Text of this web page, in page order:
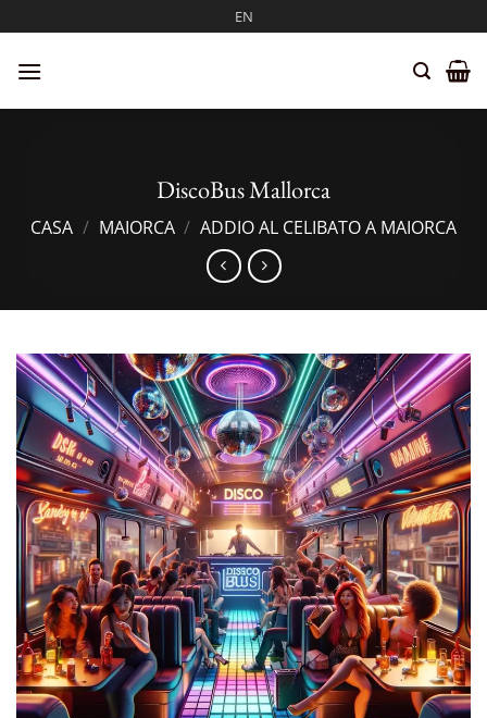
ai
contenuti
EN
DiscoBus Mallorca
CASA / MAIORCA / ADDIO AL CELIBATO A MAIORCA